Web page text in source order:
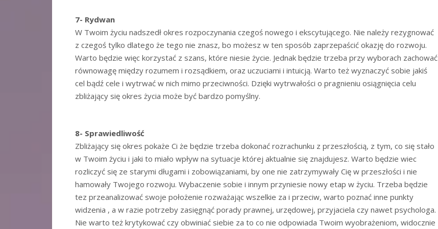
7- Rydwan
W Twoim życiu nadszedł okres rozpoczynania czegoś nowego i ekscytującego. Nie należy rezygnować
z czegoś tylko dlatego że tego nie znasz, bo możesz w ten sposób zaprzepaścić okazję do rozwoju.
Warto będzie więc korzystać z szans, które niesie życie. Jednak będzie trzeba przy wyborach zachować
równowagę między rozumem i rozsądkiem, oraz uczuciami i intuicją. Warto też wyznaczyć sobie jakiś
cel bądź cele i wytrwać w nich mimo przeciwności. Dzięki wytrwałości o pragnieniu osiągnięcia celu
zbliżający się okres życia może być bardzo pomyślny.
8- Sprawiedliwość
Zbliżający się okres pokaże Ci że będzie trzeba dokonać rozrachunku z przeszłością, z tym, co się stało
w Twoim życiu i jaki to miało wpływ na sytuacje której aktualnie się znajdujesz. Warto będzie wiec
rozliczyć się ze starymi długami i zobowiązaniami, by one nie zatrzymywały Cię w przeszłości i nie
hamowały Twojego rozwoju. Wybaczenie sobie i innym przyniesie nowy etap w życiu. Trzeba będzie
tez przeanalizować swoje położenie rozważając wszelkie za i przeciw, warto poznać inne punkty
widzenia , a w razie potrzeby zasięgnąć porady prawnej, urzędowej, przyjaciela czy nawet psychologa.
Nie warto też krytykować czy obwiniać siebie za to co nie odpowiada Twoim wyobrażeniom, widocznie